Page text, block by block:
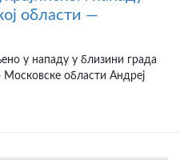
области —
у нападу у близини града
Московске области Андреј